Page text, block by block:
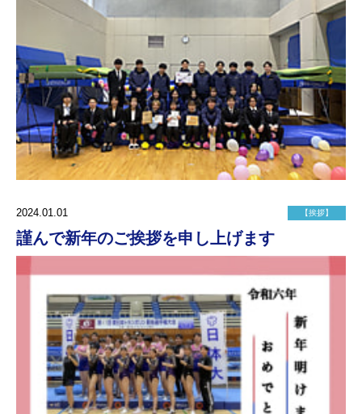
2024.01.01 【挨拶】
謹んで新年のご挨拶を申し上げます